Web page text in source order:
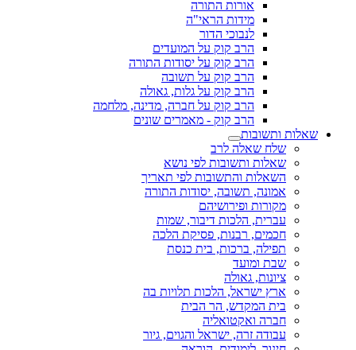
אורות התורה
מידות הראי"ה
לנבוכי הדור
הרב קוק על המועדים
הרב קוק על יסודות התורה
הרב קוק על תשובה
הרב קוק על גלות, גאולה
הרב קוק על חברה, מדינה, מלחמה
הרב קוק - מאמרים שונים
שאלות ותשובות
שלח שאלה לרב
שאלות ותשובות לפי נושא
השאלות והתשובות לפי תאריך
אמונה, תשובה, יסודות התורה
מקורות ופירושיהם
עברית, הלכות דיבור, שמות
חכמים, רבנות, פסיקת הלכה
תפילה, ברכות, בית כנסת
שבת ומועד
ציונות, גאולה
ארץ ישראל, הלכות תלויות בה
בית המקדש, הר הבית
חברה ואקטואליה
עבודה זרה, ישראל והגוים, גיור